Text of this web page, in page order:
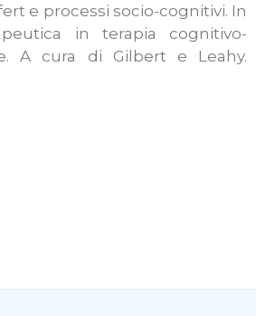
e processi socio-cognitivi. In
in terapia cognitivo-
A cura di Gilbert e Leahy.